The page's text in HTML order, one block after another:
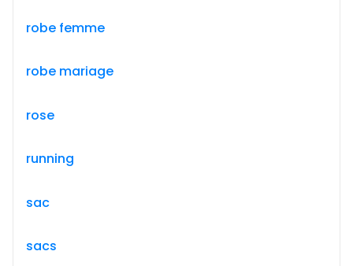
robe femme
robe mariage
rose
running
sac
sacs